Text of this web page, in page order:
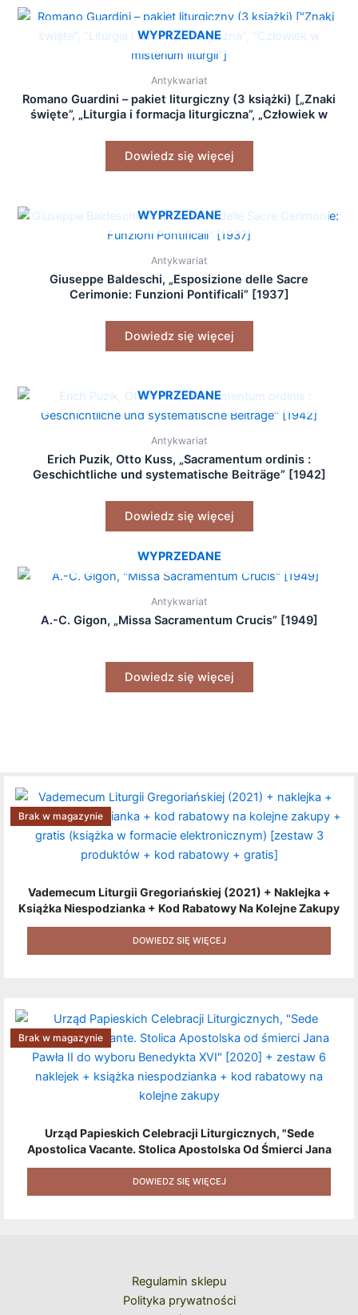
WYPRZEDANE
Antykwariat
Romano Guardini – pakiet liturgiczny (3 książki) [„Znaki
święte”, „Liturgia i formacja liturgiczna”, „Człowiek w
Dowiedz się więcej
WYPRZEDANE
Antykwariat
Giuseppe Baldeschi, „Esposizione delle Sacre
Cerimonie: Funzioni Pontificali” [1937]
Dowiedz się więcej
WYPRZEDANE
Antykwariat
Erich Puzik, Otto Kuss, „Sacramentum ordinis :
Geschichtliche und systematische Beiträge” [1942]
Dowiedz się więcej
WYPRZEDANE
Antykwariat
A.-C. Gigon, „Missa Sacramentum Crucis” [1949]
Dowiedz się więcej
Vademecum Liturgii Gregoriańskiej (2021) + Naklejka +
Książka Niespodzianka + Kod Rabatowy Na Kolejne Zakupy
+ Gratis (książka W Formacie Elektronicznym) [zestaw 3
Produktów + Kod Rabatowy + Gratis]
Brak w magazynie
DOWIEDZ SIĘ WIĘCEJ
Urząd Papieskich Celebracji Liturgicznych, "Sede
Apostolica Vacante. Stolica Apostolska Od Śmierci Jana
Pawła II Do Wyboru Benedykta XVI" [2020] + Zestaw 6
Naklejek + Książka Niespodzianka + Kod Rabatowy Na
Kolejne Zakupy
Brak w magazynie
DOWIEDZ SIĘ WIĘCEJ
Regulamin sklepu
Polityka prywatności